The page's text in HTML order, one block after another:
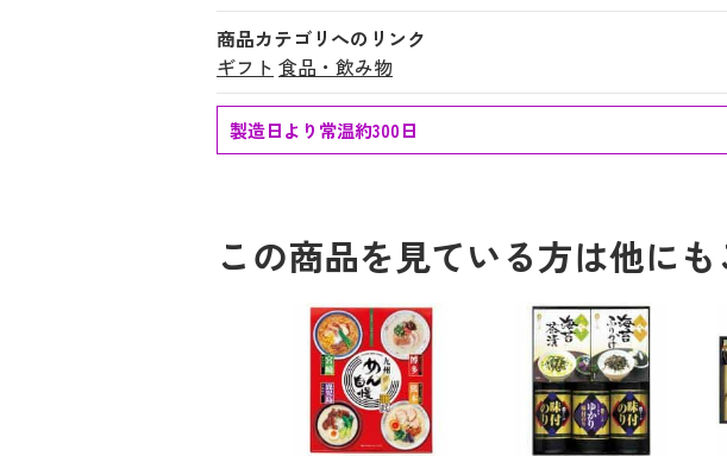
商品カテゴリへのリンク
ギフト 食品・飲み物
製造日より常温約300日
この商品を見ている方は他に